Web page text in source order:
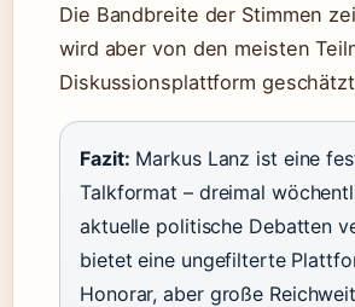
Die Bandbreite der Stimmen
wird aber von den meisten
Diskussionsplattform
Fazit: Markus Lanz ist eine
Talkformat – dreimal
aktuelle politische Debatten
bietet eine ungefilterte
Honorar, aber große